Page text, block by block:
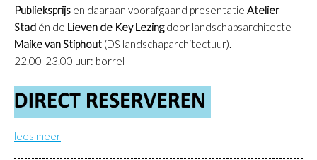
Publieksprijs en daaraan voorafgaand presentatie Atelier
Stad én de Lieven de Key Lezingdoor landschapsarchitecte
Maike van Stiphout (DS landschaparchitectuur).
22.00-23.00 uur: borrel
lees meer